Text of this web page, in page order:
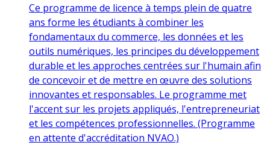
Ce programme de licence à temps plein de quatre
ans forme les étudiants à combiner les
fondamentaux du commerce, les données et les
outils numériques, les principes du développement
durable et les approches centrées sur l'humain afin
de concevoir et de mettre en œuvre des solutions
innovantes et responsables. Le programme met
l'accent sur les projets appliqués, l'entrepreneuriat
et les compétences professionnelles. (Programme
en attente d'accréditation NVAO.)